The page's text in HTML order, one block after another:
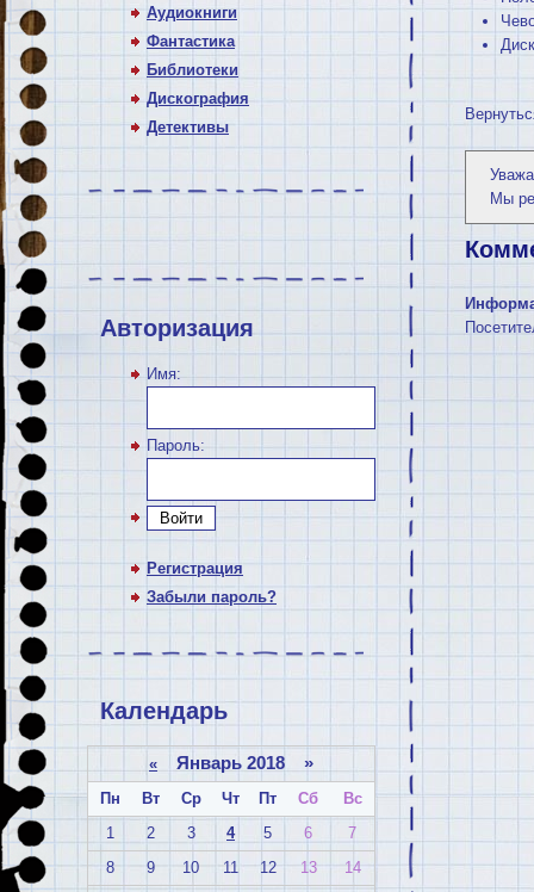
Аудиокниги
Фантастика
Библиотеки
Дискография
Детективы
Авторизация
Имя:
Пароль:
Войти
Регистрация
Забыли пароль?
Календарь
« Январь 2018 »
Пн Вт Ср Чт Пт Сб
Вс
1
2 3 4 5 6
7
8
9 10 11 12 13
14
Мы